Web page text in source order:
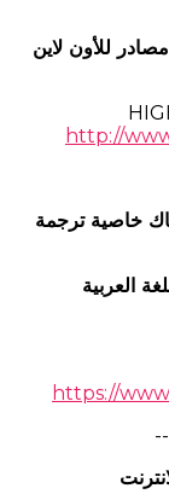
للأون لاين
http://
العربية
https://